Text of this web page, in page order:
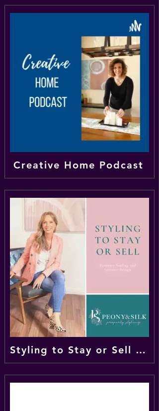
Creative Home Podcast
Styling to Stay or Sell with Peony and Silk Podcast